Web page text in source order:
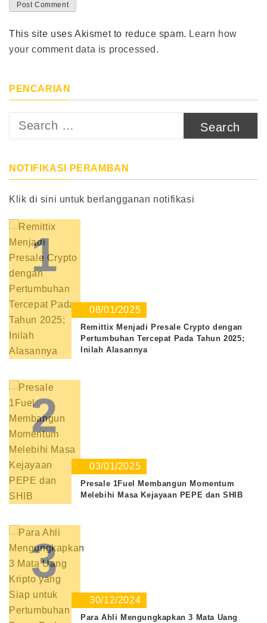
This site uses Akismet to reduce spam. Learn how
your comment data is processed.
PENCARIAN
Search
NOTIFIKASI PERAMBAN
Klik di sini untuk berlangganan notifikasi
1
08/01/2025
Remittix Menjadi Presale Crypto dengan
Pertumbuhan Tercepat Pada Tahun 2025;
Inilah Alasannya
2
03/01/2025
Presale 1Fuel Membangun Momentum
Melebihi Masa Kejayaan PEPE dan SHIB
3
30/12/2024
Para Ahli Mengungkapkan 3 Mata Uang